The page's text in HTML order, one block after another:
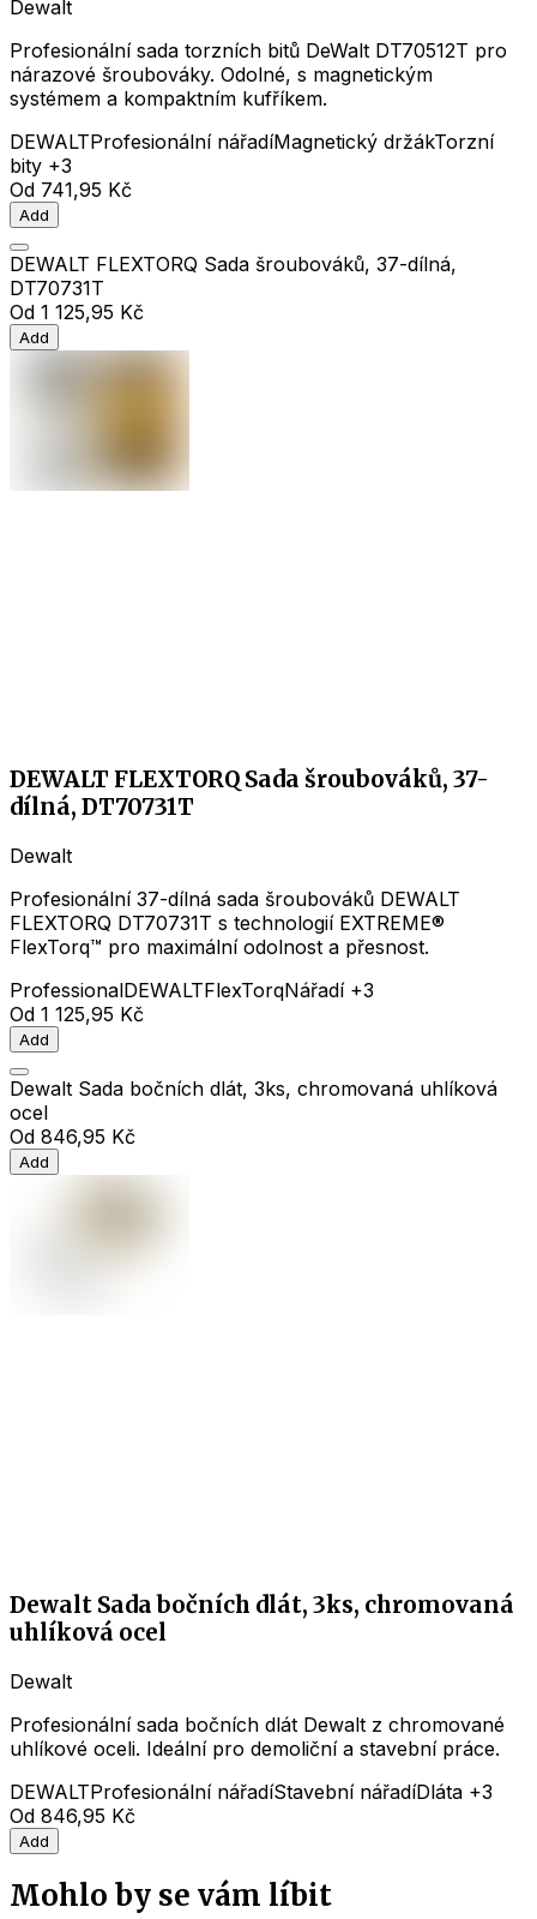
Dewalt
Profesionální sada torzních bitů DeWalt DT70512T pro
nárazové šroubováky. Odolné, s magnetickým
systémem a kompaktním kufříkem.
DEWALTProfesionální nářadíMagnetický držákTorzní
bity +3
Od 741,95 Kč
Add
DEWALT FLEXTORQ Sada šroubováků, 37-dílná,
DT70731T
Od 1 125,95 Kč
Add
DEWALT FLEXTORQ Sada šroubováků, 37-
dílná, DT70731T
Dewalt
Profesionální 37-dílná sada šroubováků DEWALT
FLEXTORQ DT70731T s technologií EXTREME®
FlexTorq™ pro maximální odolnost a přesnost.
ProfessionalDEWALTFlexTorqNářadí+3
Od 1 125,95 Kč
Add
Dewalt Sada bočních dlát, 3ks, chromovaná uhlíková
ocel
Od 846,95 Kč
Add
Dewalt Sada bočních dlát, 3ks, chromovaná
uhlíková ocel
Dewalt
Profesionální sada bočních dlát Dewalt z chromované
uhlíkové oceli. Ideální pro demoliční a stavební práce.
DEWALTProfesionální nářadíStavební nářadíDláta +3
Od 846,95 Kč
Add
Mohlo by se vám líbit